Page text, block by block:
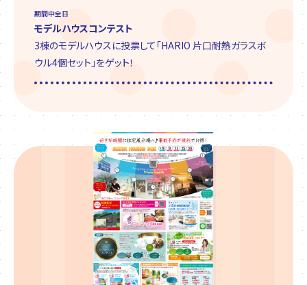
期間中全日
モデルハウスコンテスト
3棟のモデルハウスに投票して「HARIO 片口耐熱ガラスボ
ウル4個セット」をゲット！